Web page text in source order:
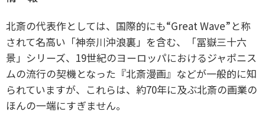
北斎の代表作としては、国際的にも“Great Wave”と称
されて名高い「神奈川沖浪裏」を含む、「冨嶽三十六
景」シリーズ、19世紀のヨーロッパにおけるジャポニス
ムの流行の契機となった『北斎漫画』などが一般的に知
られていますが、これらは、約70年に及ぶ北斎の画業の
ほんの一端にすぎません。